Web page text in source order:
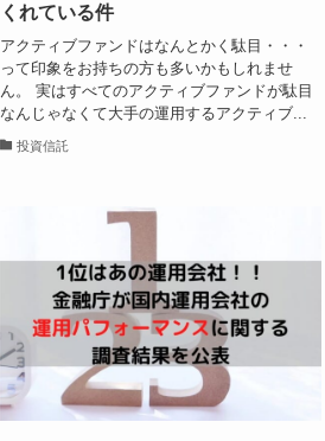
くれている件
アクティブファンドはなんとかく駄目・・・
って印象をお持ちの方も多いかもしれませ
ん。 実はすべてのアクティブファンドが駄目
なんじゃなくて大手の運用するアクティブ...
投資信託